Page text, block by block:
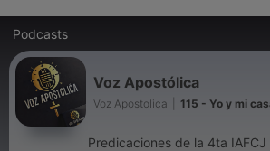
Podcasts
Voz Apostólica
Voz Apostolica 115 - Yo y mi
Predicaciones de la 4ta IAFCJ